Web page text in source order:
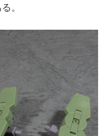
。